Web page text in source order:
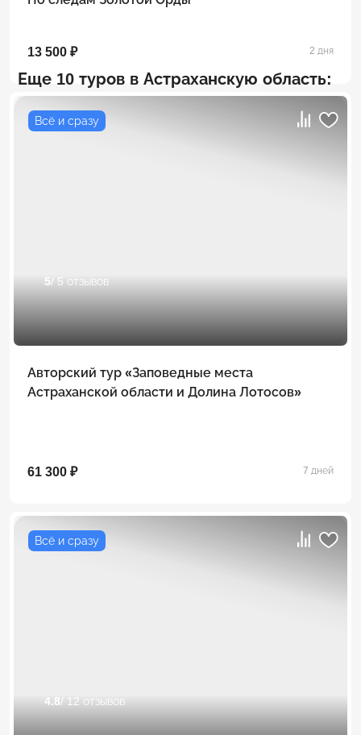
13 500 ₽ 2 дня
Еще 10 туров в Астраханскую область:
Всё и сразу
5/ 5 отзывов
Авторский тур «Заповедные места
Астраханской области и Долина Лотосов»
61 300 ₽ 7 дней
Всё и сразу
4.8/ 12 отзывов